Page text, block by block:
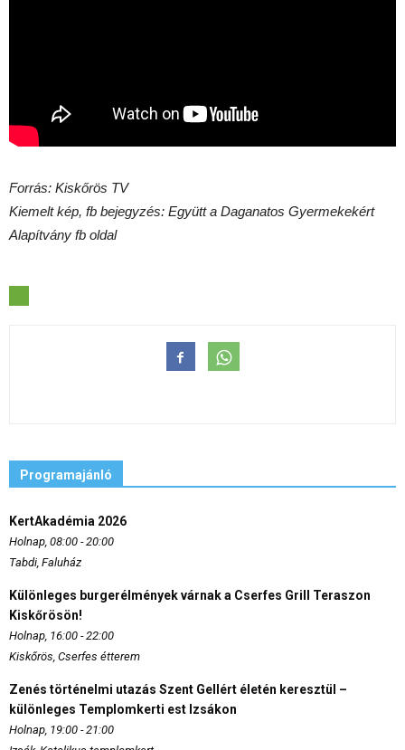
Forrás: Kiskőrös TV
Kiemelt kép, fb bejegyzés: Együtt a Daganatos Gyermekekért
Alapítvány fb oldal
Programajánló
KertAkadémia 2026
Holnap, 08:00 - 20:00
Tabdi, Faluház
Különleges burgerélmények várnak a Cserfes Grill Teraszon
Kiskőrösön!
Holnap, 16:00 - 22:00
Kiskőrös, Cserfes étterem
Zenés történelmi utazás Szent Gellért életén keresztül –
különleges Templomkerti est Izsákon
Holnap, 19:00 - 21:00